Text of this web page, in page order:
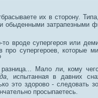
их в сторону.
обыденными затрапезными
вроде супергероя или
про супергероев, которые
Мало ли, кому
, испытанная в давних
это здорово -
просыпаетесь.